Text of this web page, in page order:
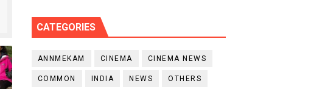
CATEGORIES
ANNMEKAM CINEMA CINEMA NEWS
COMMON INDIA NEWS OTHERS